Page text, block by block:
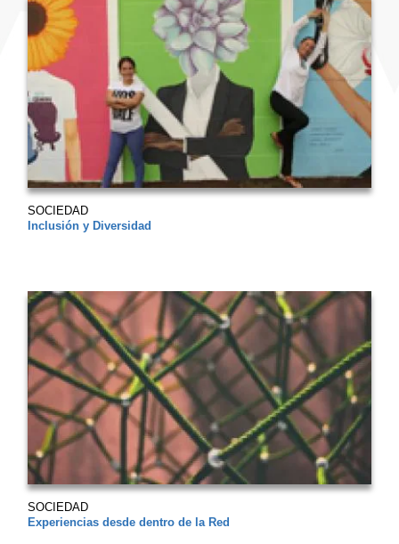
SOCIEDAD
Inclusión y Diversidad
SOCIEDAD
Experiencias desde dentro de la Red